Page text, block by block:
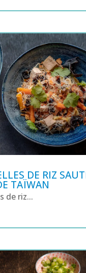
DE RIZ
TAÏWAN
de riz...